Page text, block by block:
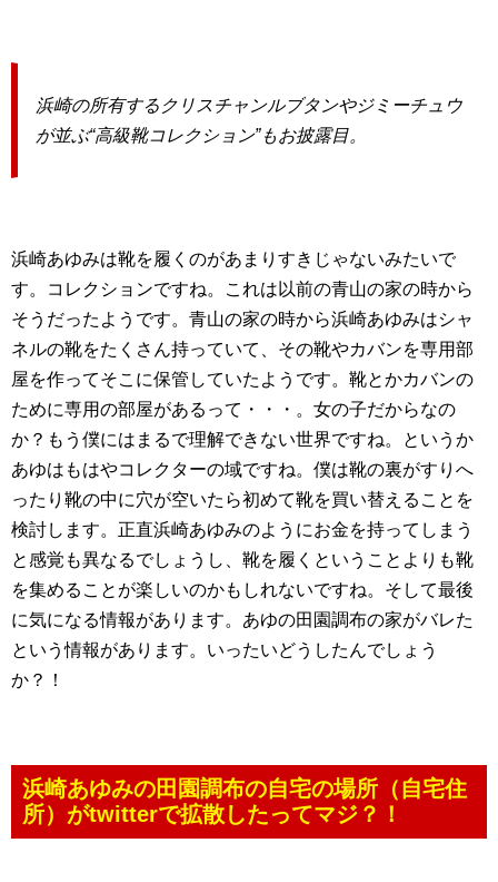
浜崎の所有するクリスチャンルブタンやジミーチュウ
が並ぶ“高級靴コレクション”もお披露目。
浜崎あゆみは靴を履くのがあまりすきじゃないみたいで
す。コレクションですね。これは以前の青山の家の時から
そうだったようです。青山の家の時から浜崎あゆみはシャ
ネルの靴をたくさん持っていて、その靴やカバンを専用部
屋を作ってそこに保管していたようです。靴とかカバンの
ために専用の部屋があるって・・・。女の子だからなの
か？もう僕にはまるで理解できない世界ですね。というか
あゆはもはやコレクターの域ですね。僕は靴の裏がすりへ
ったり靴の中に穴が空いたら初めて靴を買い替えることを
検討します。正直浜崎あゆみのようにお金を持ってしまう
と感覚も異なるでしょうし、靴を履くということよりも靴
を集めることが楽しいのかもしれないですね。そして最後
に気になる情報があります。あゆの田園調布の家がバレた
という情報があります。いったいどうしたんでしょう
か？！
浜崎あゆみの田園調布の自宅の場所（自宅住
所）がtwitterで拡散したってマジ？！